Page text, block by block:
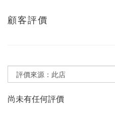
顧客評價
尚未有任何評價